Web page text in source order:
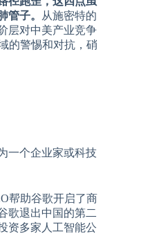
管子。
从施密特的
层对中美产业竞争
的警惕和对抗，硝
一个企业家或科技
帮助谷歌开启了商
歌退出中国的第二
资多家人工智能公